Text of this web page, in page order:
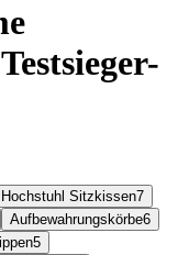
Hochstuhl Sitzkissen7
Aufbewahrungskörbe6
5